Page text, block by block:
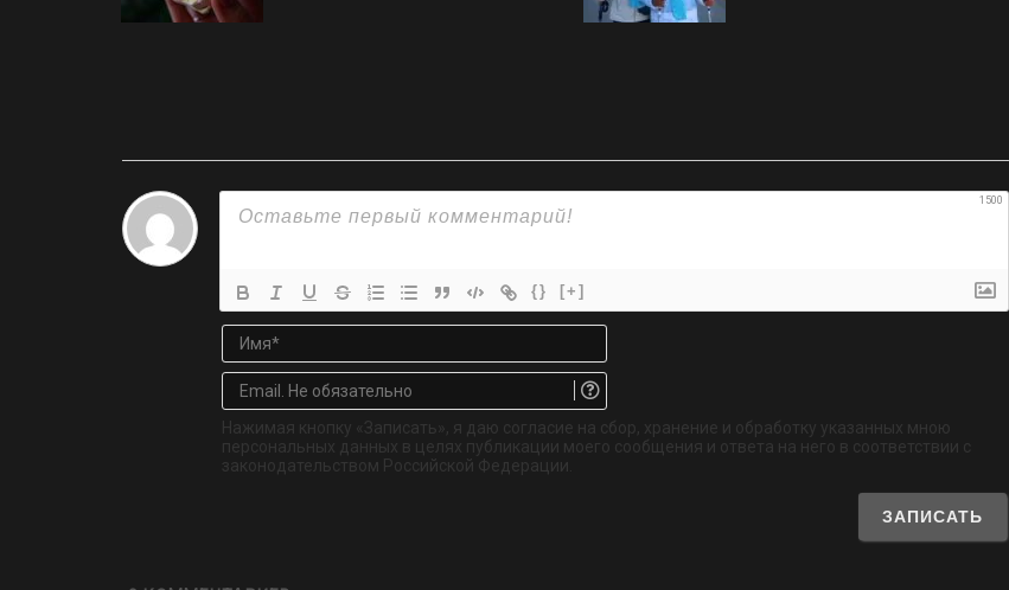
1500
{} [+]
Имя*
Email.
обязательно
Нажимая кнопку «Записать», я даю согласие на сбор, хранение и обработку указанных мною
персональных данных в целях публикации моего сообщения и ответа на него в соответствии с
законодательством Российской Федерации.